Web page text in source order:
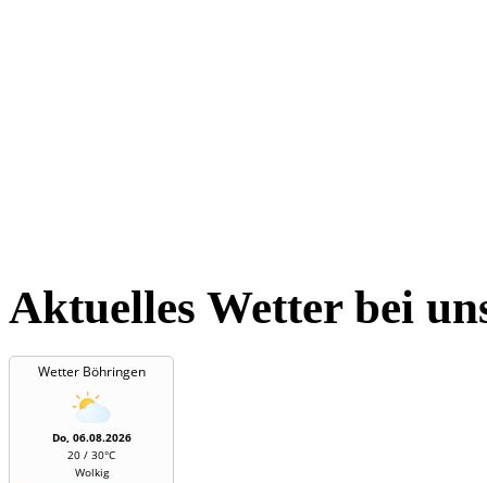
Aktuelles Wetter bei
Wetter Böhringen
Do, 06.08.2026
20 / 30°C
Wolkig